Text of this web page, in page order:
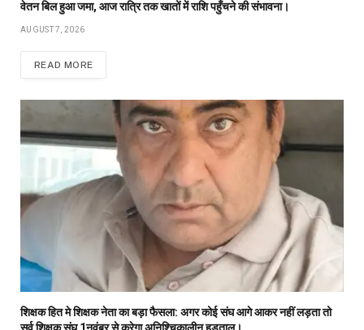
वेतन बिल हुआ जमा, आज रात्रि तक खातों में राशि पहुँचने की संभावना।
AUGUST 7, 2026
READ MORE
शिक्षक हित मे शिक्षक नेता का बड़ा फैसला: अगर कोई संघ आगे आकर नहीं लड़ता तो